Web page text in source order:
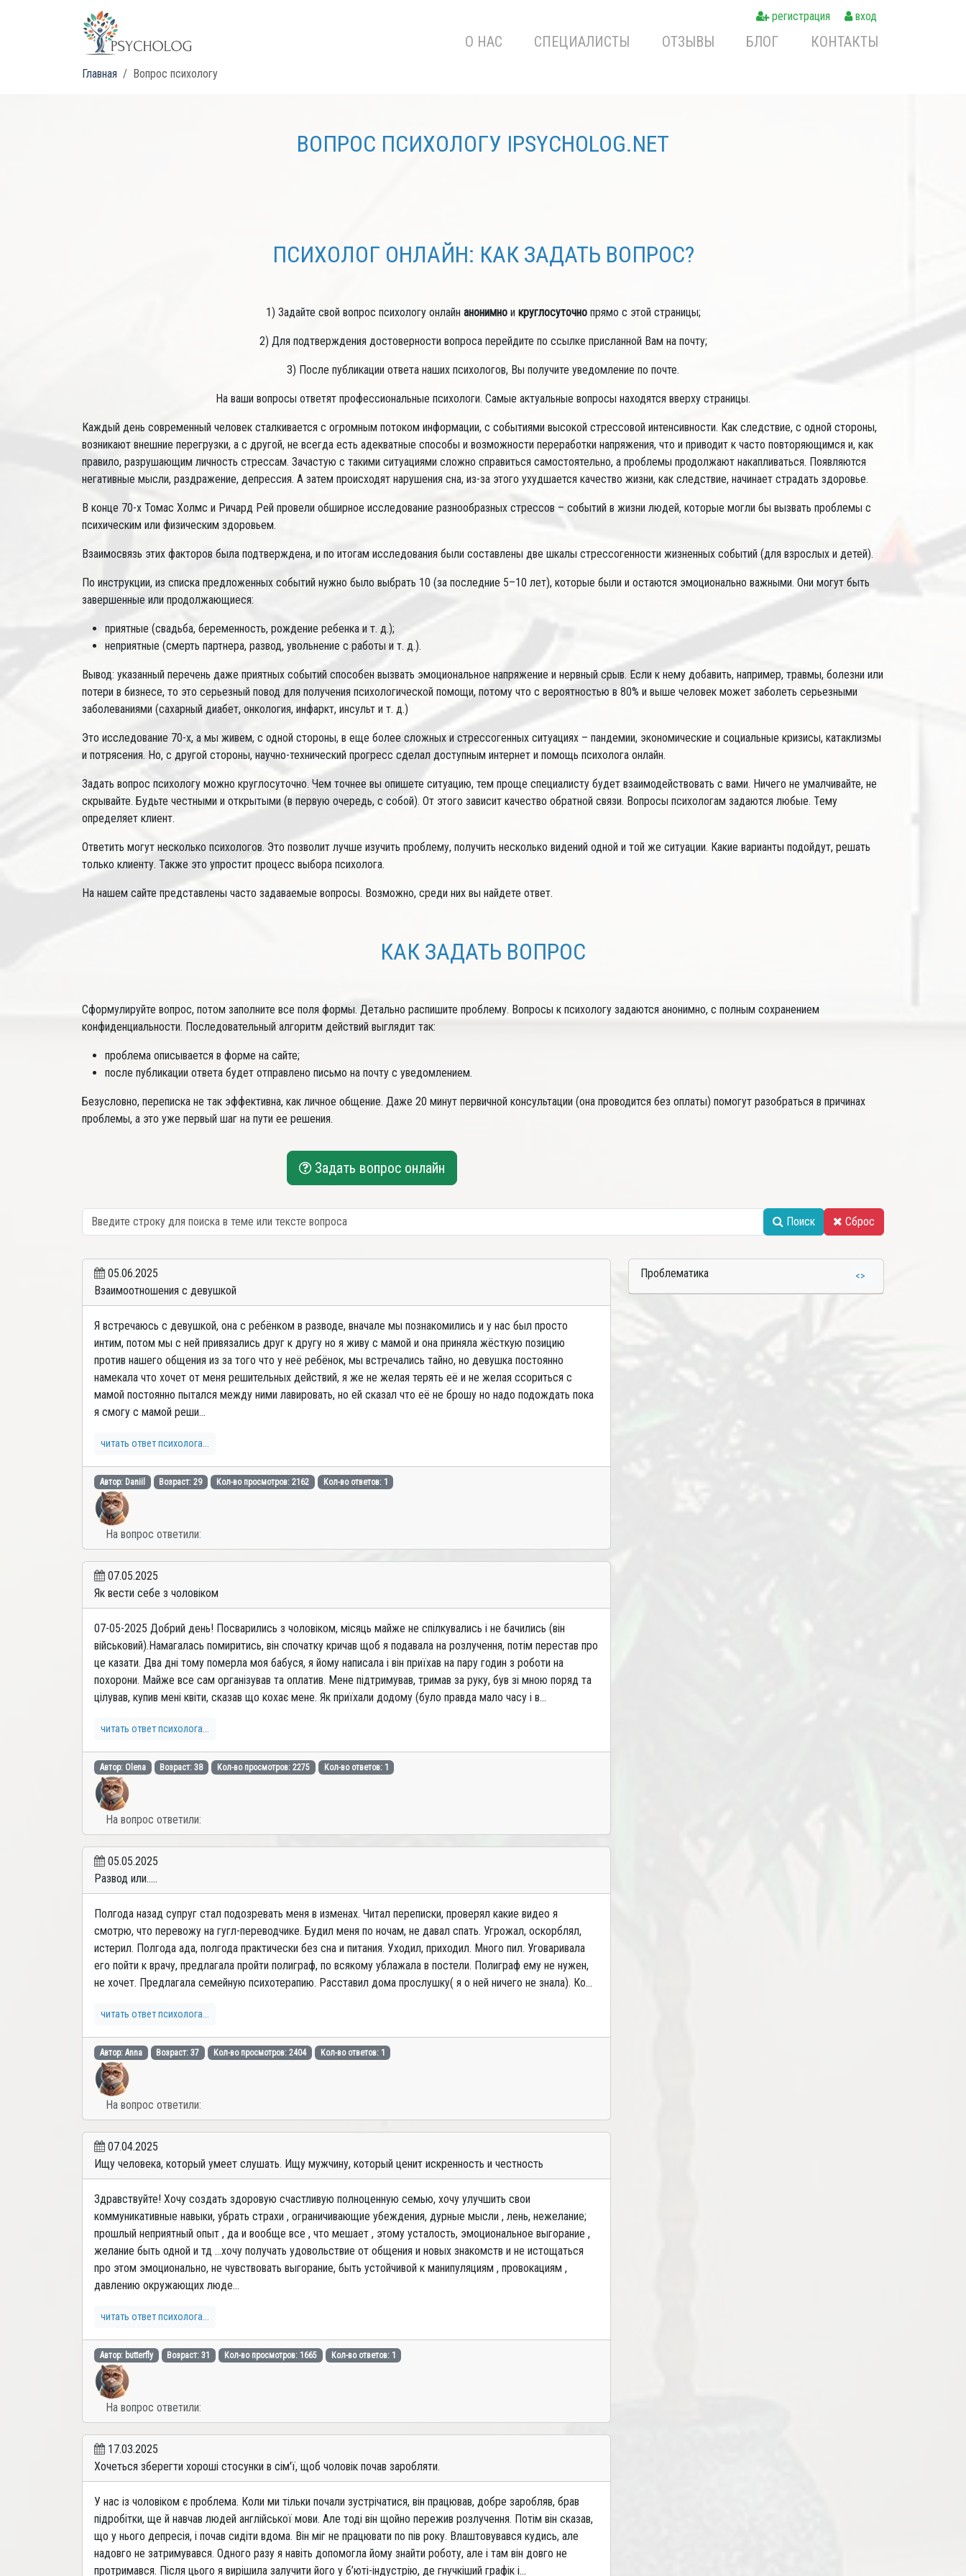
регистрация вход
О НАС СПЕЦИАЛИСТЫ ОТЗЫВЫ БЛОГ КОНТАКТЫ
Главная Вопрос психологу
ВОПРОС ПСИХОЛОГУ IPSYCHOLOG.NET
ПСИХОЛОГ ОНЛАЙН: КАК ЗАДАТЬ ВОПРОС?
1) Задайте свой вопрос психологу онлайн анонимно и круглосуточно прямо с этой страницы;
2) Для подтверждения достоверности вопроса перейдите по ссылке присланной Вам на почту;
3) После публикации ответа наших психологов, Вы получите уведомление по почте.
На ваши вопросы ответят профессиональные психологи. Самые актуальные вопросы находятся вверху страницы.
Каждый день современный человек сталкивается с огромным потоком информации, с событиями высокой стрессовой интенсивности. Как следствие, с одной стороны,
возникают внешние перегрузки, а с другой, не всегда есть адекватные способы и возможности переработки напряжения, что и приводит к часто повторяющимся и, как
правило, разрушающим личность стрессам. Зачастую с такими ситуациями сложно справиться самостоятельно, а проблемы продолжают накапливаться. Появляются
негативные мысли, раздражение, депрессия. А затем происходят нарушения сна, из-за этого ухудшается качество жизни, как следствие, начинает страдать здоровье.
В конце 70-х Томас Холмс и Ричард Рей провели обширное исследование разнообразных стрессов – событий в жизни людей, которые могли бы вызвать проблемы с
психическим или физическим здоровьем.
Взаимосвязь этих факторов была подтверждена, и по итогам исследования были составлены две шкалы стрессогенности жизненных событий (для взрослых и детей).
По инструкции, из списка предложенных событий нужно было выбрать 10 (за последние 5–10 лет), которые были и остаются эмоционально важными. Они могут быть
завершенные или продолжающиеся:
приятные (свадьба, беременность, рождение ребенка и т. д.);
неприятные (смерть партнера, развод, увольнение с работы и т. д.).
Вывод: указанный перечень даже приятных событий способен вызвать эмоциональное напряжение и нервный срыв. Если к нему добавить, например, травмы, болезни или
потери в бизнесе, то это серьезный повод для получения психологической помощи, потому что с вероятностью в 80% и выше человек может заболеть серьезными
заболеваниями (сахарный диабет, онкология, инфаркт, инсульт и т. д.)
Это исследование 70-х, а мы живем, с одной стороны, в еще более сложных и стрессогенных ситуациях – пандемии, экономические и социальные кризисы, катаклизмы
и потрясения. Но, с другой стороны, научно-технический прогресс сделал доступным интернет и помощь психолога онлайн.
Задать вопрос психологу можно круглосуточно. Чем точнее вы опишете ситуацию, тем проще специалисту будет взаимодействовать с вами. Ничего не умалчивайте, не
скрывайте. Будьте честными и открытыми (в первую очередь, с собой). От этого зависит качество обратной связи. Вопросы психологам задаются любые. Тему
определяет клиент.
Ответить могут несколько психологов. Это позволит лучше изучить проблему, получить несколько видений одной и той же ситуации. Какие варианты подойдут, решать
только клиенту. Также это упростит процесс выбора психолога.
На нашем сайте представлены часто задаваемые вопросы. Возможно, среди них вы найдете ответ.
КАК ЗАДАТЬ ВОПРОС
Сформулируйте вопрос, потом заполните все поля формы. Детально распишите проблему. Вопросы к психологу задаются анонимно, с полным сохранением
конфиденциальности. Последовательный алгоритм действий выглядит так:
проблема описывается в форме на сайте;
после публикации ответа будет отправлено письмо на почту с уведомлением.
Безусловно, переписка не так эффективна, как личное общение. Даже 20 минут первичной консультации (она проводится без оплаты) помогут разобраться в причинах
проблемы, а это уже первый шаг на пути ее решения.
Задать вопрос онлайн
Поиск Сброс
05.06.2025
Взаимоотношения с девушкой
Я встречаюсь с девушкой, она с ребёнком в разводе, вначале мы познакомились и у нас был просто
интим, потом мы с ней привязались друг к другу но я живу с мамой и она приняла жёсткую позицию
против нашего общения из за того что у неё ребёнок, мы встречались тайно, но девушка постоянно
намекала что хочет от меня решительных действий, я же не желая терять её и не желая ссориться с
мамой постоянно пытался между ними лавировать, но ей сказал что её не брошу но надо подождать пока
я смогу с мамой реши...
читать ответ психолога...
Автор: Daniil Возраст: 29 Кол-во просмотров: 2162 Кол-во ответов: 1
На вопрос ответили:
07.05.2025
Як вести себе з чоловіком
07-05-2025 Добрий день! Посварились з чоловіком, місяць майже не спілкувались і не бачились (він
військовий).Намагалась помиритись, він спочатку кричав щоб я подавала на розлучення, потім перестав про
це казати. Два дні тому померла моя бабуся, я йому написала і він приїхав на пару годин з роботи на
похорони. Майже все сам організував та оплатив. Мене підтримував, тримав за руку, був зі мною поряд та
цілував, купив мені квіти, сказав що кохає мене. Як приїхали додому (було правда мало часу і в...
читать ответ психолога...
Автор: Olena Возраст: 38 Кол-во просмотров: 2275 Кол-во ответов: 1
На вопрос ответили:
05.05.2025
Развод или.....
Полгода назад супруг стал подозревать меня в изменах. Читал переписки, проверял какие видео я
смотрю, что перевожу на гугл-переводчике. Будил меня по ночам, не давал спать. Угрожал, оскорблял,
истерил. Полгода ада, полгода практически без сна и питания. Уходил, приходил. Много пил. Уговаривала
его пойти к врачу, предлагала пройти полиграф, по всякому ублажала в постели. Полиграф ему не нужен,
не хочет. Предлагала семейную психотерапию. Расставил дома прослушку( я о ней ничего не знала). Ко...
читать ответ психолога...
Автор: Anna Возраст: 37 Кол-во просмотров: 2404 Кол-во ответов: 1
На вопрос ответили:
07.04.2025
Ищу человека, который умеет слушать. Ищу мужчину, который ценит искренность и честность
Здравствуйте! Хочу создать здоровую счастливую полноценную семью, хочу улучшить свои
коммуникативные навыки, убрать страхи , ограничивающие убеждения, дурные мысли , лень, нежелание;
прошлый неприятный опыт , да и вообще все , что мешает , этому усталость, эмоциональное выгорание ,
желание быть одной и тд …хочу получать удовольствие от общения и новых знакомств и не истощаться
про этом эмоционально, не чувствовать выгорание, быть устойчивой к манипуляциям , провокациям ,
давлению окружающих люде...
читать ответ психолога...
Автор: butterfly Возраст: 31 Кол-во просмотров: 1665 Кол-во ответов: 1
На вопрос ответили:
17.03.2025
Хочеться зберегти хороші стосунки в сім'ї, щоб чоловік почав заробляти.
У нас із чоловіком є проблема. Коли ми тільки почали зустрічатися, він працював, добре заробляв, брав
підробітки, ще й навчав людей англійської мови. Але тоді він щойно пережив розлучення. Потім він сказав,
що у нього депресія, і почав сидіти вдома. Він міг не працювати по пів року. Влаштовувався кудись, але
надовго не затримувався. Одного разу я навіть допомогла йому знайти роботу, але і там він довго не
протримався. Після цього я вирішила залучити його у б’юті-індустрію, де гнучкіший графік і...
Проблематика <>